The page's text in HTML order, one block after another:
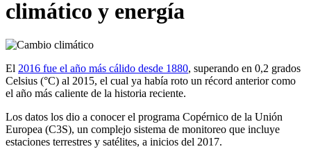
climático y energía
​​El 2016 fue el año más cálido desde 1880, superando en 0,2 grados
Celsius (°C) al 2015, el cual ya había roto un récord anterior como
el año más caliente de la historia reciente.
Los datos los dio a conocer el programa Copérnico de la Unión
Europea (C3S), un complejo sistema de monitoreo que incluye
estaciones terrestres y satélites, a inicios del 2017.